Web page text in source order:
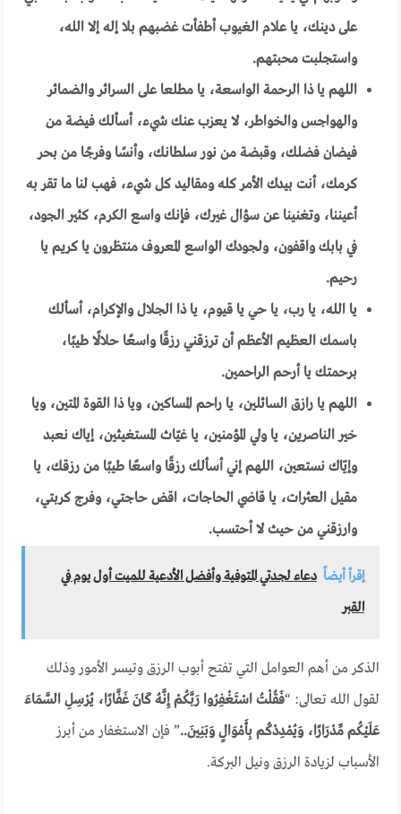
على دينك، يا علام الغيوب أطفأت غضبهم بلا إله إلا الله،
واستجلبت محبتهم.
اللهم يا ذا الرحمة الواسعة، يا مطلعا على السرائر والضمائر
والهواجس والخواطر، لا يعزب عنك شيء، أسألك فيضة من
فيضان فضلك، وقبضة من نور سلطانك، وأنسًا وفرجًا من بحر
كرمك، أنت بيدك الأمر كله ومقاليد كل شيء، فهب لنا ما تقر به
أعيننا، وتغنينا عن سؤال غيرك، فإنك واسع الكرم، كثير الجود،
في بابك واقفون، ولجودك الواسع المعروف منتظرون يا كريم يا
رحيم.
يا الله، يا رب، يا حي يا قيوم، يا ذا الجلال والإكرام، أسألك
باسمك العظيم الأعظم أن ترزقني رزقًا واسعًا حلالًا طيبًا،
برحمتك يا أرحم الراحمين.
اللهم يا رازق السائلين، يا راحم المساكين، ويا ذا القوة المتين، ويا
خير الناصرين، يا ولي المؤمنين، يا غيّاث المستغيثين، إياك نعبد
وإيّاك نستعين، اللهم إني أسألك رزقًا واسعًا طيبًا من رزقك، يا
مقيل العثرات، يا قاضي الحاجات، اقض حاجتي، وفرج كربتي،
وارزقني من حيث لا أحتسب.
إقرأ أيضاً دعاء لجدتي المتوفية وأفضل الأدعية للميت أول يوم في
القبر
الذكر من أهم العوامل التي تفتح أبوب الرزق وتيسر الأمور وذلك
لقول الله تعالى: “فَقُلْتُ اسْتَغْفِرُوا رَبَّكُمْ إِنَّهُ كَانَ غَفَّارًا،يُرْسِلِ السَّمَاءَ
عَلَيْكُم مِّدْرَارًا، وَيُمْدِدْكُم بِأَمْوَالٍ وَبَنِينَ..” فإن الاستغفار من أبرز
الأسباب لزيادة الرزق ونيل البركة.